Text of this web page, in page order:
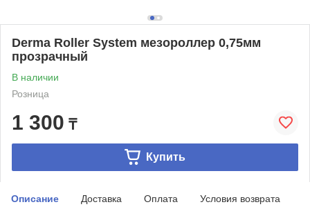
Derma Roller System мезороллер 0,75мм
прозрачный
В наличии
Розница
1 300 ₸
Купить
Описание Доставка Оплата Условия возврата